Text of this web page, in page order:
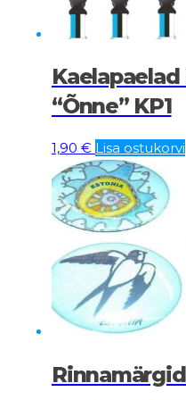
“Õnne” KP1
1,90 € Lisa ostukorvi